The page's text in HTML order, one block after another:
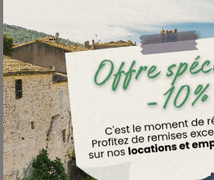
au
l’Aude
, entre les vignes, les sites
mer, notrecamping 3 étoiles dans
portes pour vous faire passer des
seulement 10 minutes de la sortie
l’autoroute A61.
Réservez vite !
Endroit atypique